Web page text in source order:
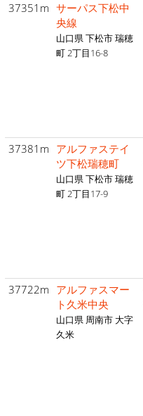
37351m サーパス下松中
央線
山口県 下松市 瑞穂
町 2丁目16-8
37381m アルファステイ
ツ下松瑞穂町
山口県 下松市 瑞穂
町 2丁目17-9
37722m アルファスマー
ト久米中央
山口県 周南市 大字
久米